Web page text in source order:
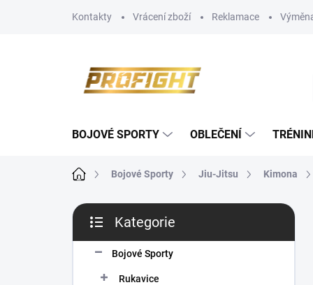
Kontakty Vrácení zboží Reklamace
BOJOVÉ SPORTY OBLEČENÍ
Domů Bojové Sporty Jiu-Jitsu Kimona
P
s
kategorie
Kategorie
Bojové Sporty
Rukavice